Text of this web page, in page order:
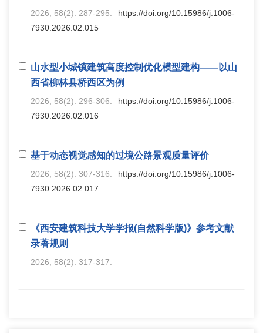
2026, 58(2): 287-295.
https://doi.org/10.15986/j.1006-
7930.2026.02.015
山水型小城镇建筑高度控制优化模型建构——以山
西省柳林县桥西区为例
2026, 58(2): 296-306.
https://doi.org/10.15986/j.1006-
7930.2026.02.016
基于动态视觉感知的过境公路景观质量评价
2026, 58(2): 307-316.
https://doi.org/10.15986/j.1006-
7930.2026.02.017
《西安建筑科技大学学报(自然科学版)》参考文献
录著规则
2026, 58(2): 317-317.